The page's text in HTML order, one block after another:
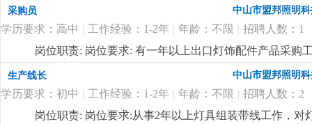
采购员 中山市盟邦照明
学历要求：高中 | 工作经验：1-2年 | 年龄：不限 | 招聘人数：1
岗位职责: 岗位要求: 有一年以上出口灯饰配件产品采购
的责任心及良好的沟通能力。更详细...
生产线长 中山市盟邦照明
学历要求：初中 | 工作经验：1-2年 | 年龄：不限 | 招聘人数：2
岗位职责: 岗位要求:从事2年以上灯具组装带线工作，